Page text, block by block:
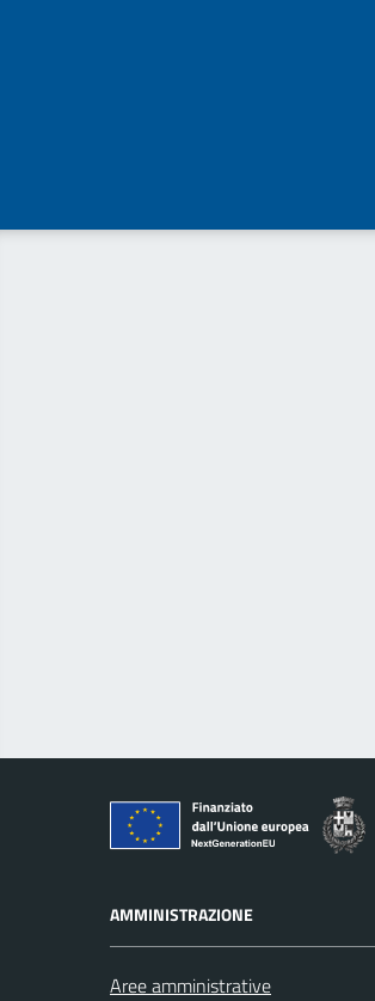
AMMINISTRAZIONE
Aree amministrative